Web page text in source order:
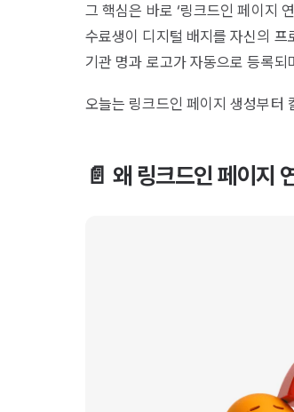
그 핵심은 바로 ‘링크드인 페이지
수료생이 디지털 배지를 자신의 프
기관 명과 로고가 자동으로 등록
오늘는 링크드인 페이지 생성부터
📄 왜 링크드인 페이지